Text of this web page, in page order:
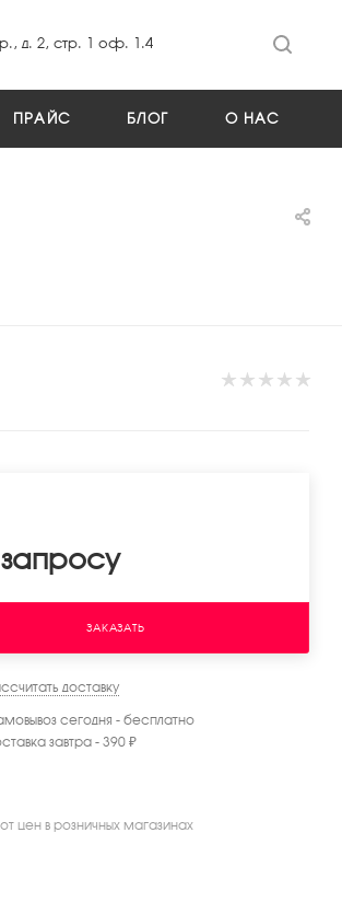
д. 2, стр. 1 оф. 1.4
ПРАЙС БЛОГ О НАС
ЗАКАЗАТЬ
доставку
сегодня - бесплатно
завтра - 390 ₽
цен в розничных магазинах